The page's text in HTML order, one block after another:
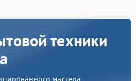
техники
мастера